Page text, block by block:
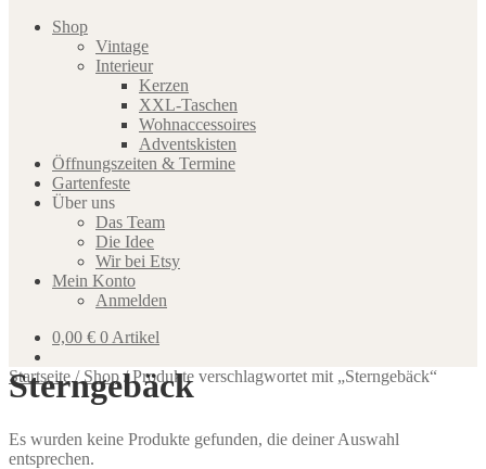
Shop
Vintage
Interieur
Kerzen
XXL-Taschen
Wohnaccessoires
Adventskisten
Öffnungszeiten & Termine
Gartenfeste
Über uns
Das Team
Die Idee
Wir bei Etsy
Mein Konto
Anmelden
0,00 € 0 Artikel
Startseite / Shop/Produkte verschlagwortet mit „Sterngebäck“
Sterngebäck
Es wurden keine Produkte gefunden, die deiner Auswahl
entsprechen.